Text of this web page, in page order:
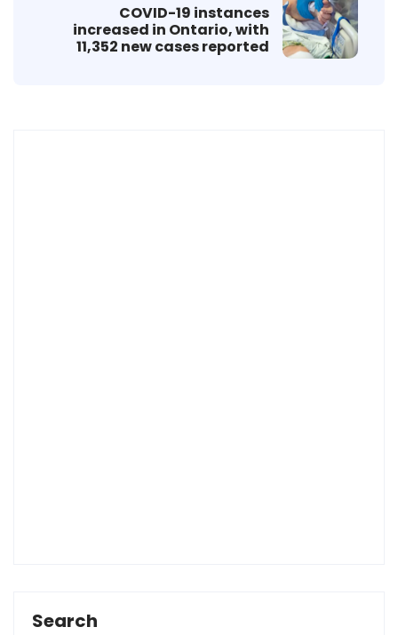
COVID-19 instances
increased in Ontario, with
11,352 new cases reported
Search